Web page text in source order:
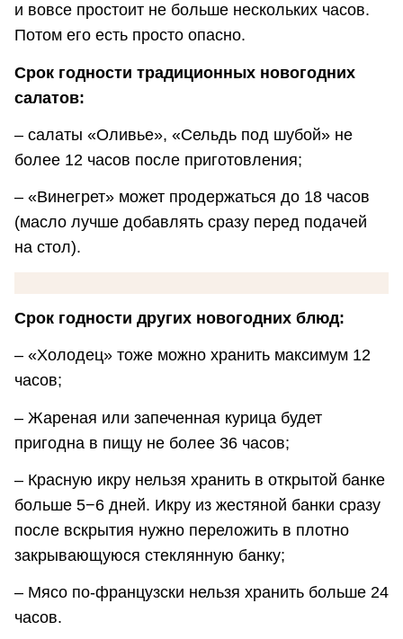
и вовсе простоит не больше нескольких часов.
Потом его есть просто опасно.
Срок годности традиционных новогодних
салатов:
– салаты «Оливье», «Сельдь под шубой» не
более 12 часов после приготовления;
– «Винегрет» может продержаться до 18 часов
(масло лучше добавлять сразу перед подачей
на стол).
Срок годности других новогодних блюд:
– «Холодец» тоже можно хранить максимум 12
часов;
– Жареная или запеченная курица будет
пригодна в пищу не более 36 часов;
– Красную икру нельзя хранить в открытой банке
больше 5−6 дней. Икру из жестяной банки сразу
после вскрытия нужно переложить в плотно
закрывающуюся стеклянную банку;
– Мясо по-французски нельзя хранить больше 24
часов.